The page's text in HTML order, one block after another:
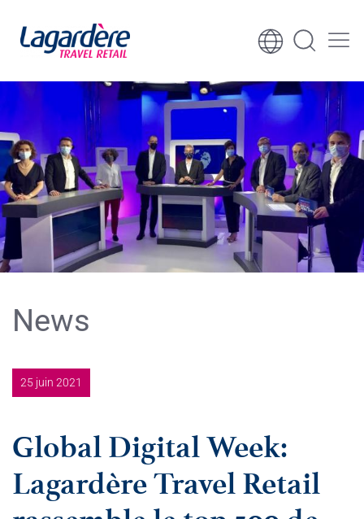
Aller au contenu
News
25 juin 2021
Global Digital Week:
Lagardère Travel Retail